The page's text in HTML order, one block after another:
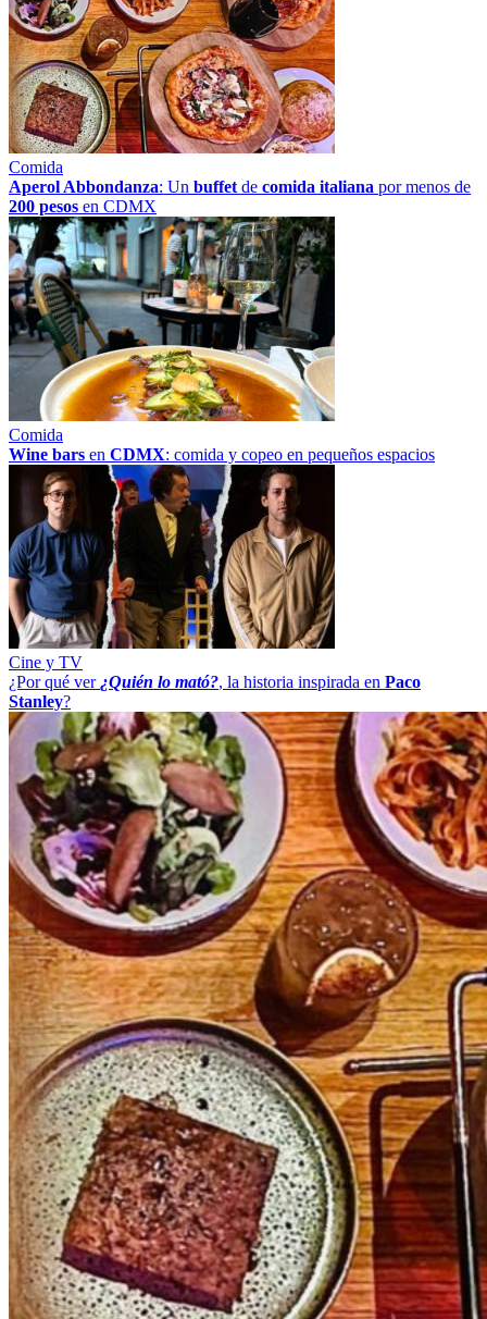
Comida
Aperol Abbondanza: Un buffet de comida italiana por menos de
200 pesos en CDMX
Comida
Wine bars en CDMX: comida y copeo en pequeños espacios
Cine y TV
¿Por qué ver ¿Quién lo mató?, la historia inspirada en Paco
Stanley?